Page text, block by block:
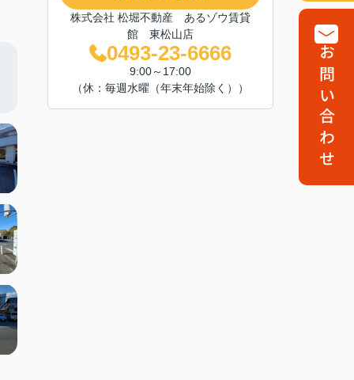
株式会社 松堀不動産 あるゾウ賃貸
館 東松山店
0493-23-6666
9:00～17:00
（休：毎週水曜（年末年始除く））
お問い合わせ